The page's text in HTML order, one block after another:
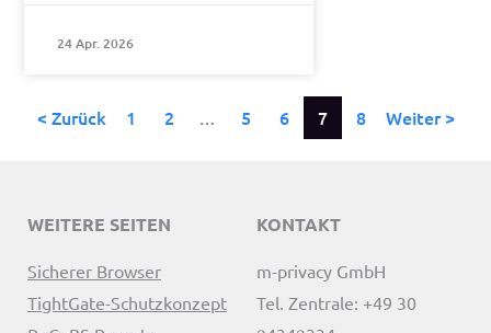
24 Apr. 2026
< Zurück 1 2 … 5 6 7 8 Weiter >
WEITERE SEITEN
Sicherer Browser
TightGate-Schutzkonzept
KONTAKT
m-privacy GmbH
Tel. Zentrale: +49 30